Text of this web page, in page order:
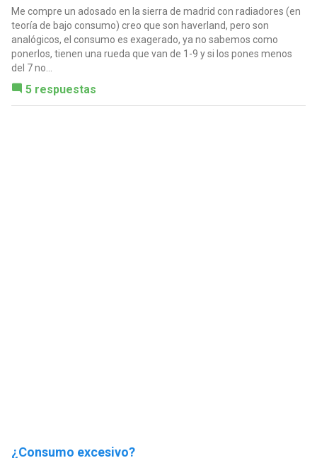
Me compre un adosado en la sierra de madrid con radiadores (en
teoría de bajo consumo) creo que son haverland, pero son
analógicos, el consumo es exagerado, ya no sabemos como
ponerlos, tienen una rueda que van de 1-9 y si los pones menos
del 7 no...
5 respuestas
¿Consumo excesivo?